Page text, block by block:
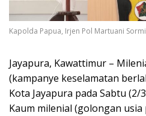
Kapolda Papua, Irjen Pol Martuani
Jayapura, Kawattimur –
(kampanye keselamatan
Kota Jayapura pada Sabtu (2/
Kaum milenial (golongan